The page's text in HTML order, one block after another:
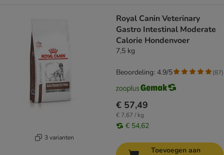
3 varianten
Royal Canin Veterinary
Gastro Intestinal Moderate
Calorie Hondenvoer
7,5 kg
€ 57,49
€ 7,67 / kg
€ 54,62
Beoordeling: 4.9/5 (87)
Toevoegen aan